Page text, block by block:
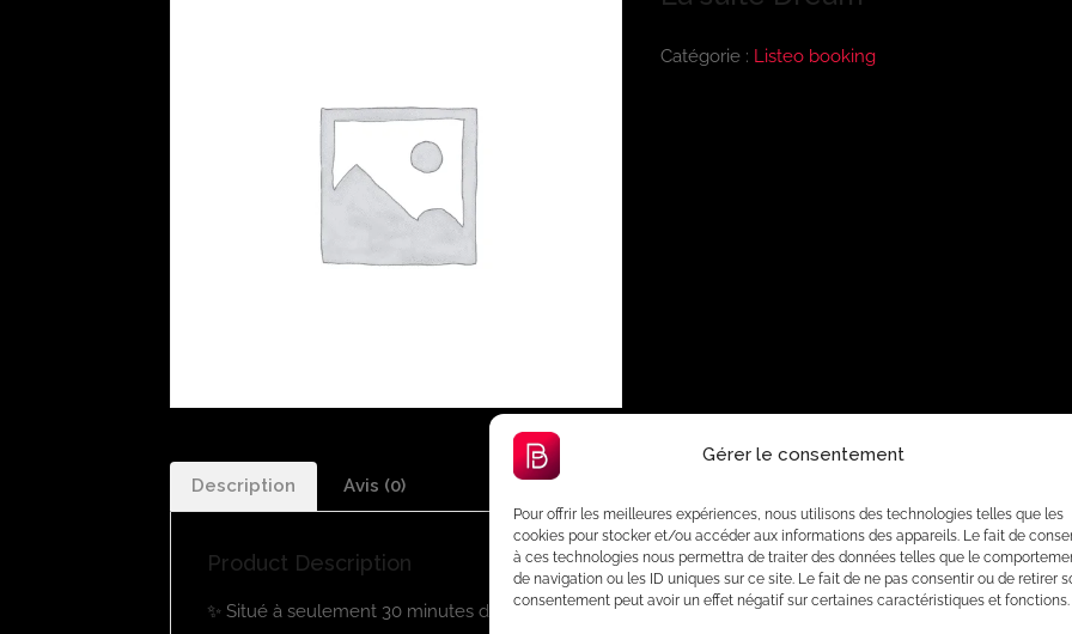
Gérer le consentement
Pour offrir les meilleures expériences, nous utilisons des technologies telles que les
cookies pour stocker et/ou accéder aux informations des appareils. Le fait de
à ces technologies nous permettra de traiter des données telles que le
de navigation ou les ID uniques sur ce site. Le fait de ne pas consentir ou de retirer
consentement peut avoir un effet négatif sur certaines caractéristiques et fonctions.
Catégorie : Listeo booking
Description Avis (0)
Product Description
✨ Situé à seulement 30 minutes de Paris et 25 minutes de l’aéroport CDG, cette suite duplex moderne et